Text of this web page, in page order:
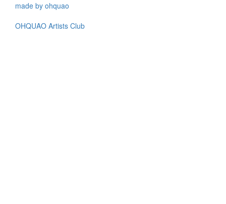
made by ohquao
OHQUAO Artists Club